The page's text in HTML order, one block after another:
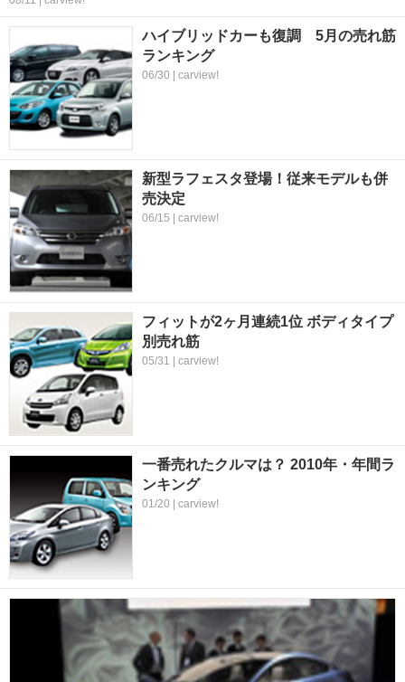
ハイブリッドカーも復調 5月の売れ筋
ランキング
06/30 | carview!
新型ラフェスタ登場！従来モデルも併
売決定
06/15 | carview!
フィットが2ヶ月連続1位 ボディタイプ
別売れ筋
05/31 | carview!
一番売れたクルマは？ 2010年・年間ラ
ンキング
01/20 | carview!